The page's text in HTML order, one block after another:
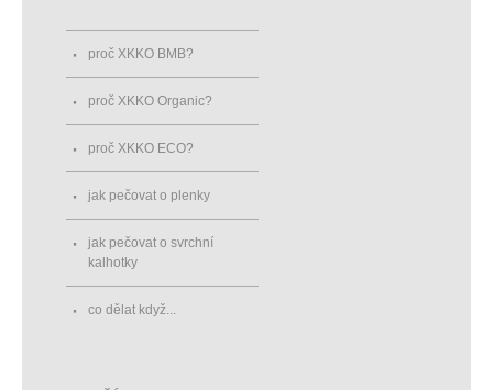
proč XKKO BMB?
proč XKKO Organic?
proč XKKO ECO?
jak pečovat o plenky
jak pečovat o svrchní
kalhotky
co dělat když...